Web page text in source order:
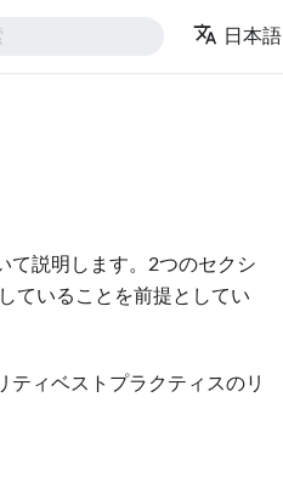
日本語
て説明します。2つのセクシ
ていることを前提としてい
ティベストプラクティスのリ